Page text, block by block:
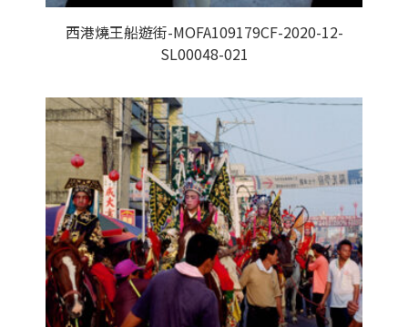
西港燒王船遊街-MOFA109179CF-2020-12-
SL00048-021